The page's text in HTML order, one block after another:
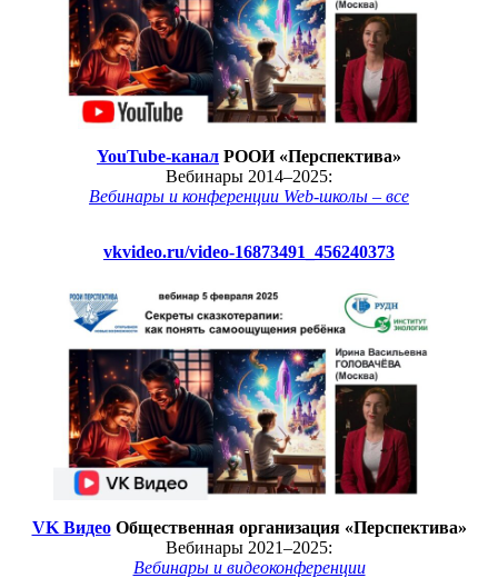
YouTube-канал РООИ «Перспектива»
Вебинары 2014–2025:
Вебинары и конференции Web-школы – все
vkvideo.ru/video-16873491_456240373
VK ВидеоОбщественная организация «Перспектива»
Вебинары 2021–2025:
Вебинары и видеоконференции